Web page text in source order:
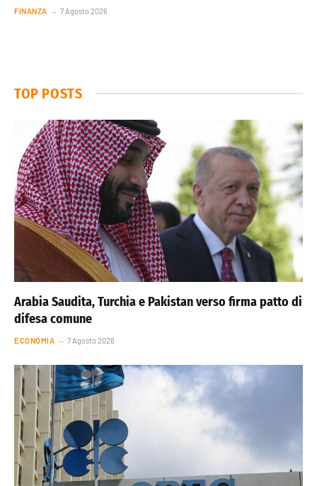
FINANZA 7 Agosto 2026
TOP POSTS
Arabia Saudita, Turchia e Pakistan verso firma patto di
difesa comune
ECONOMIA 7 Agosto 2026